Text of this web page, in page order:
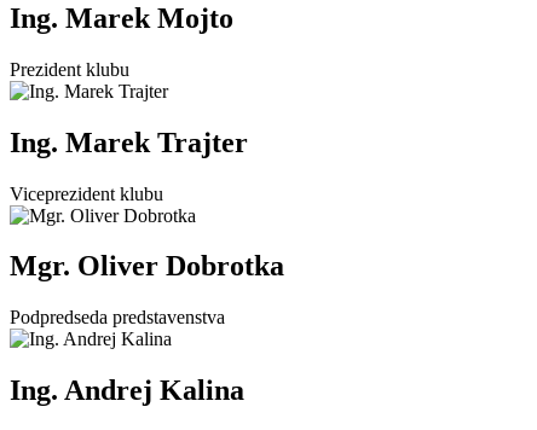
Ing. Marek Mojto
Prezident klubu
Ing. Marek Trajter
Viceprezident klubu
Mgr. Oliver Dobrotka
Podpredseda predstavenstva
Ing. Andrej Kalina